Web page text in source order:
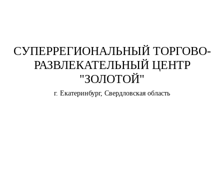
СУПЕРРЕГИОНАЛЬНЫЙ ТОРГОВО-
РАЗВЛЕКАТЕЛЬНЫЙ ЦЕНТР
"ЗОЛОТОЙ"
г. Екатеринбург, Свердловская область